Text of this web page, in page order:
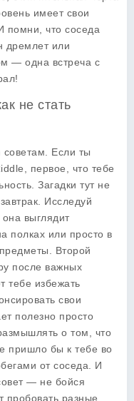
имеет свои
помни, что соседа
дремлет или
— одна встреча с
не стать
советам. Если ты
первое, что тебе
Загадки тут не
Исследуй
выглядит
полках или просто в
предметы. Второй
после важных
тебе избежать
свои
полезно просто
о том, что
пришло бы к тебе во
от соседа. И
— не бойся
пробовать разные